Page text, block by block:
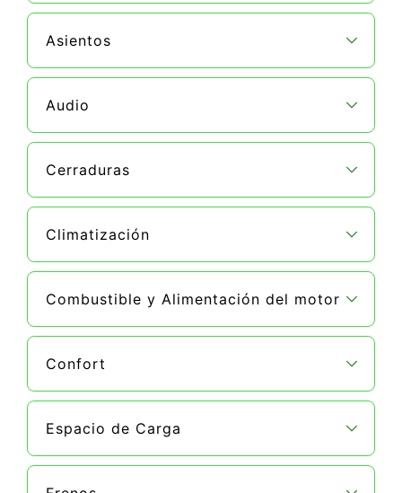
Asientos
Audio
Cerraduras
Climatización
Combustible y Alimentación del motor
Confort
Espacio de Carga